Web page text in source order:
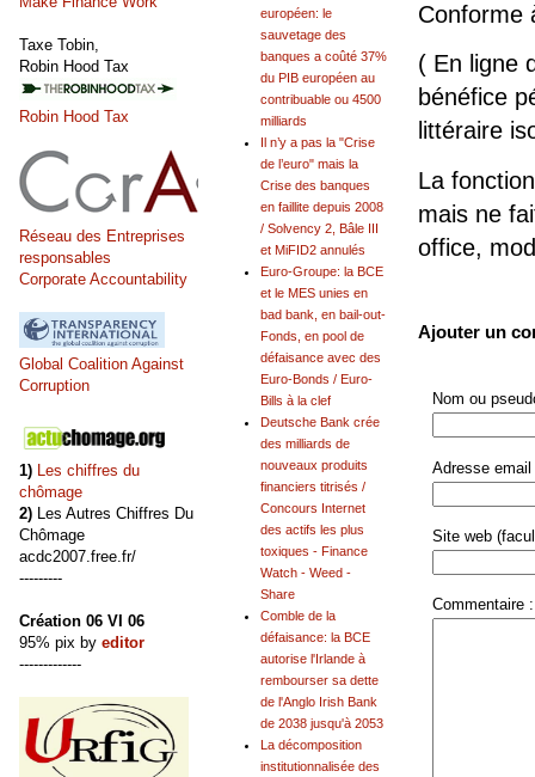
Conforme
( En ligne
bénéfice
littéraire
La
mais ne
office,
Ajouter un
Nom ou
Adresse email
Site web
Commentaire :
européen: le
sauvetage des
banques a coûté 37%
du PIB européen au
contribuable ou 4500
milliards
Il n’y a pas la "Crise
de l’euro" mais la
Crise des banques
en faillite depuis 2008
/ Solvency 2, Bâle III
et MiFID2 annulés
Euro-Groupe: la BCE
et le MES unies en
bad bank, en bail-out-
Fonds, en pool de
défaisance avec des
Euro-Bonds / Euro-
Bills à la clef
Deutsche Bank crée
des milliards de
nouveaux produits
financiers titrisés /
Concours Internet
des actifs les plus
toxiques - Finance
Watch - Weed -
Share
Comble de la
défaisance: la BCE
autorise l'Irlande à
rembourser sa dette
de l'Anglo Irish Bank
de 2038 jusqu'à 2053
La décomposition
institutionnalisée des
Taxe Tobin,
Robin Hood Tax
Robin Hood Tax
Réseau des Entreprises
responsables
Corporate Accountability
Global Coalition Against
Corruption
1) Les chiffres du
chômage
2) Les Autres Chiffres Du
Chômage
acdc2007.free.fr/
---------
Création 06 VI 06
95% pix by editor
-------------